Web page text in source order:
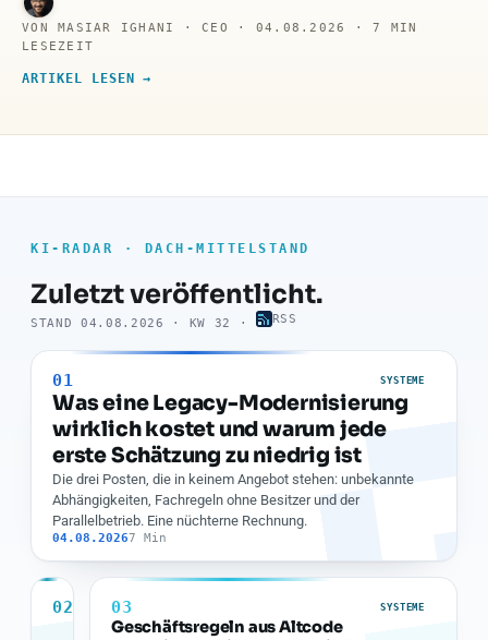
VON MASIAR IGHANI · CEO · 04.08.2026 · 7 MIN
LESEZEIT
ARTIKEL LESEN →
KI-RADAR · DACH-MITTELSTAND
Zuletzt veröffentlicht.
STAND 04.08.2026 · KW 32 · RSS
01 SYSTEME
Was eine Legacy-Modernisierung
wirklich kostet und warum jede
erste Schätzung zu niedrig ist
Die drei Posten, die in keinem Angebot stehen: unbekannte
Abhängigkeiten, Fachregeln ohne Besitzer und der
Parallelbetrieb. Eine nüchterne Rechnung.
04.08.20267 Min
02 SYSTEME
Ablösen
03 SYSTEME
Geschäftsregeln aus Altcode